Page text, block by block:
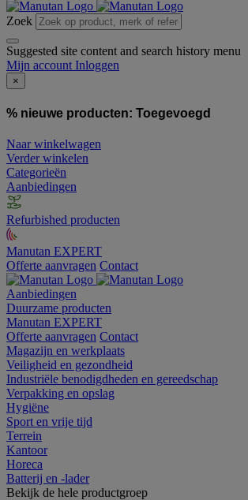
Zoek
Suggested site content and search history menu
Mijn account Inloggen
×
% nieuwe producten: Toegevoegd
Naar winkelwagen
Verder winkelen
Categorieën
Aanbiedingen
Refurbished producten
Manutan EXPERT
Offerte aanvragen Contact
Aanbiedingen
Duurzame producten
Manutan EXPERT
Offerte aanvragen Contact
Magazijn en werkplaats
Veiligheid en gezondheid
Industriële benodigdheden en gereedschap
Verpakking en opslag
Hygiëne
Sport en vrije tijd
Terrein
Kantoor
Horeca
Batterij en -lader
Bekijk de hele productgroep